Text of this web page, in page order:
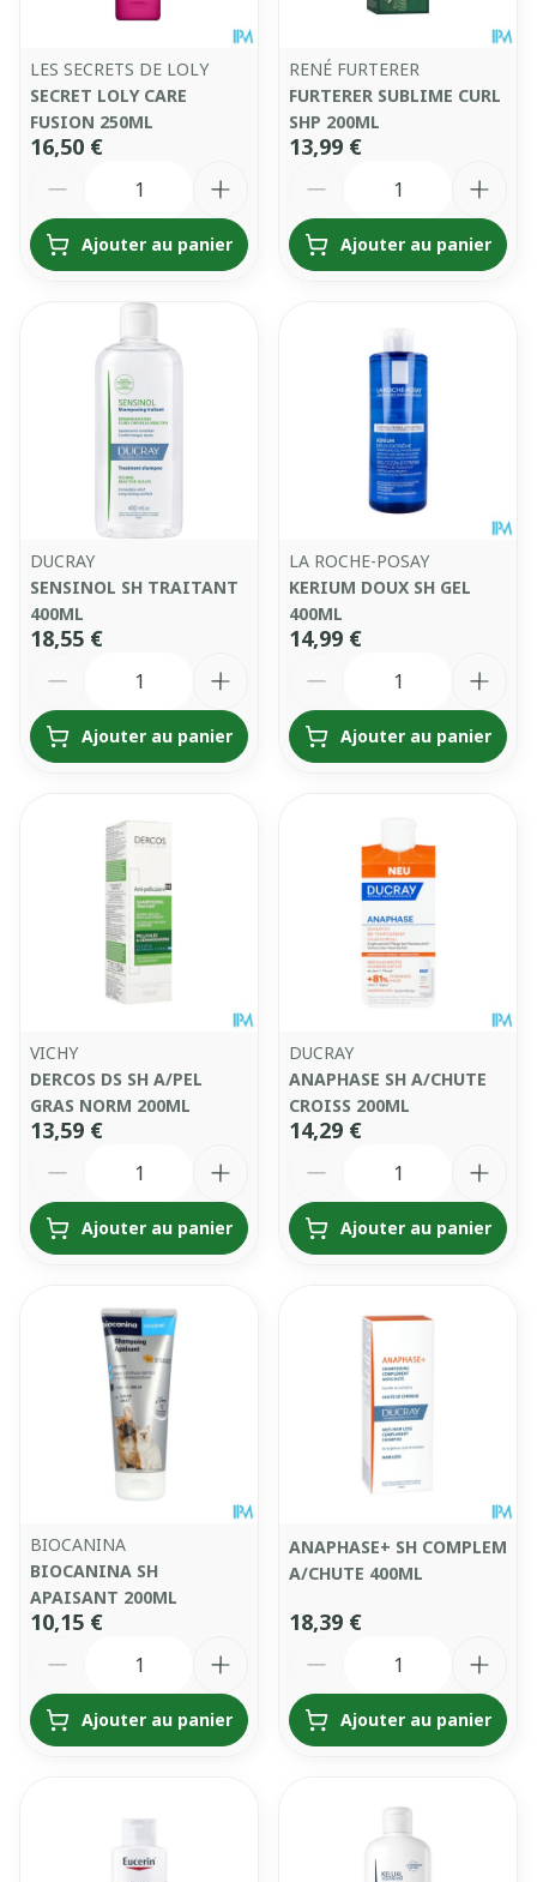
LES SECRETS DE LOLY
SECRET LOLY CARE
FUSION 250ML
16,50 €
Ajouter au panier
RENÉ FURTERER
FURTERER SUBLIME CURL
SHP 200ML
13,99 €
Ajouter au panier
DUCRAY
SENSINOL SH TRAITANT
400ML
18,55 €
Ajouter au panier
LA ROCHE-POSAY
KERIUM DOUX SH GEL
400ML
14,99 €
Ajouter au panier
VICHY
DERCOS DS SH A/PEL
GRAS NORM 200ML
13,59 €
Ajouter au panier
DUCRAY
ANAPHASE SH A/CHUTE
CROISS 200ML
14,29 €
Ajouter au panier
BIOCANINA
BIOCANINA SH
APAISANT 200ML
10,15 €
Ajouter au panier
ANAPHASE+ SH COMPLEM
A/CHUTE 400ML
18,39 €
Ajouter au panier